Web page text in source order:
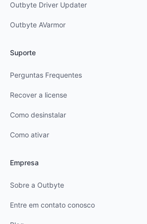
Outbyte Driver Updater
Outbyte AVarmor
Suporte
Perguntas Frequentes
Recover a license
Como desinstalar
Como ativar
Empresa
Sobre a Outbyte
Entre em contato conosco